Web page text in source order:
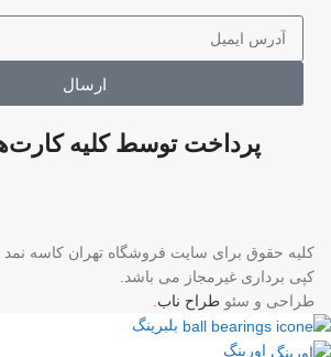
ارسال
پرداخت توسط کلیه
کلیه حقوق برای سایت فروشگاه تهران کاسه
کپی برداری غیرمجاز می باشد.
طراحی و سئو طراح ناب
بلبرینگ
اورینگ